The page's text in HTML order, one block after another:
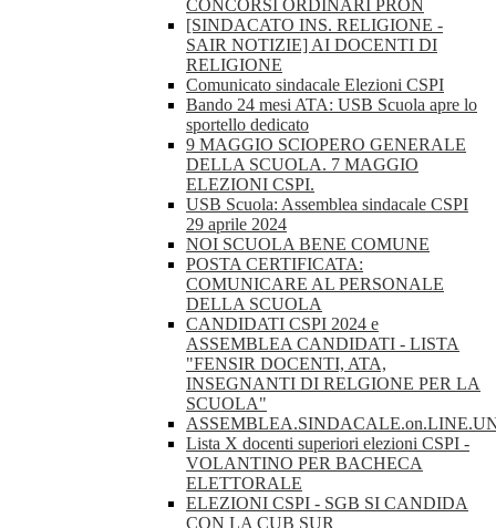
CONCORSI ORDINARI PRON
[SINDACATO INS. RELIGIONE -
SAIR NOTIZIE] AI DOCENTI DI
RELIGIONE
Comunicato sindacale Elezioni CSPI
Bando 24 mesi ATA: USB Scuola apre lo
sportello dedicato
9 MAGGIO SCIOPERO GENERALE
DELLA SCUOLA. 7 MAGGIO
ELEZIONI CSPI.
USB Scuola: Assemblea sindacale CSPI
29 aprile 2024
NOI SCUOLA BENE COMUNE
POSTA CERTIFICATA:
COMUNICARE AL PERSONALE
DELLA SCUOLA
CANDIDATI CSPI 2024 e
ASSEMBLEA CANDIDATI - LISTA
"FENSIR DOCENTI, ATA,
INSEGNANTI DI RELGIONE PER LA
SCUOLA"
Lista X docenti superiori elezioni CSPI -
VOLANTINO PER BACHECA
ELETTORALE
ELEZIONI CSPI - SGB SI CANDIDA
CON LA CUB SUR